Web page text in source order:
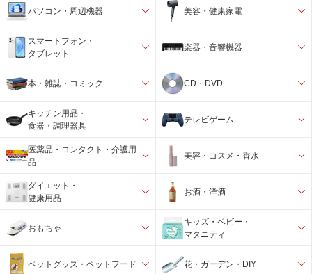
パソコン・周辺機器 美容・健康家電
スマートフォン・
タブレット
楽器・音響機器
本・雑誌・コミック CD・DVD
キッチン用品・
食器・調理器具
テレビゲーム
医薬品・コンタクト・介護用
品
美容・コスメ・香水
ダイエット・
健康用品
お酒・洋酒
おもちゃ
キッズ・ベビー・
マタニティ
ペットグッズ・ペットフード 花・ガーデン・DIY